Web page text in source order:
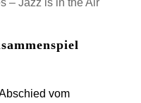
– Jazz is in the Air
vom